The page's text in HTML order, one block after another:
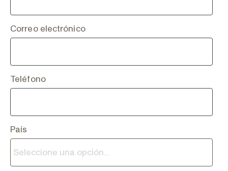
Correo electrónico
Teléfono
País